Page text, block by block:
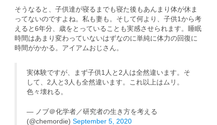
そうなると、子供達が寝るまでも寝た後もあんまり体が休ま
ってないのですよね。私も妻も。そして何より、子供1から考
えると6年分、歳をとっていることも実感させられます。睡眠
時間はあまり変わっていないはずなのに単純に体力の回復に
時間がかかる。アイアムおじさん。
実体験ですが、まず子供1人と2人は全然違います。そ
して、2人と3人も全然違います。これ以上はムリ。
色々壊れる。
— ノブ＠化学者／研究者の生き方を考える
(@chemordie) September 5, 2020